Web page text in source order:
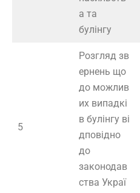
а та
булінгу
5
Розгляд зв
ернень що
до можлив
их випадкі
в булінгу ві
дповідно
до
законодав
ства Украї